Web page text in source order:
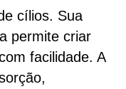
cílios. Sua
permite criar
facilidade. A